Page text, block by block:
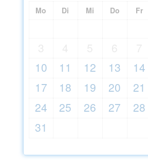
Mo
Di Mi Do Fr
10
11 12 13 14
17
18 19 20 21
24
25 26 27 28
31